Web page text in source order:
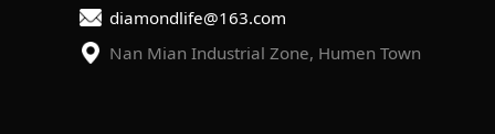
diamondlife@163.com
Nan Mian Industrial Zone, Humen Town